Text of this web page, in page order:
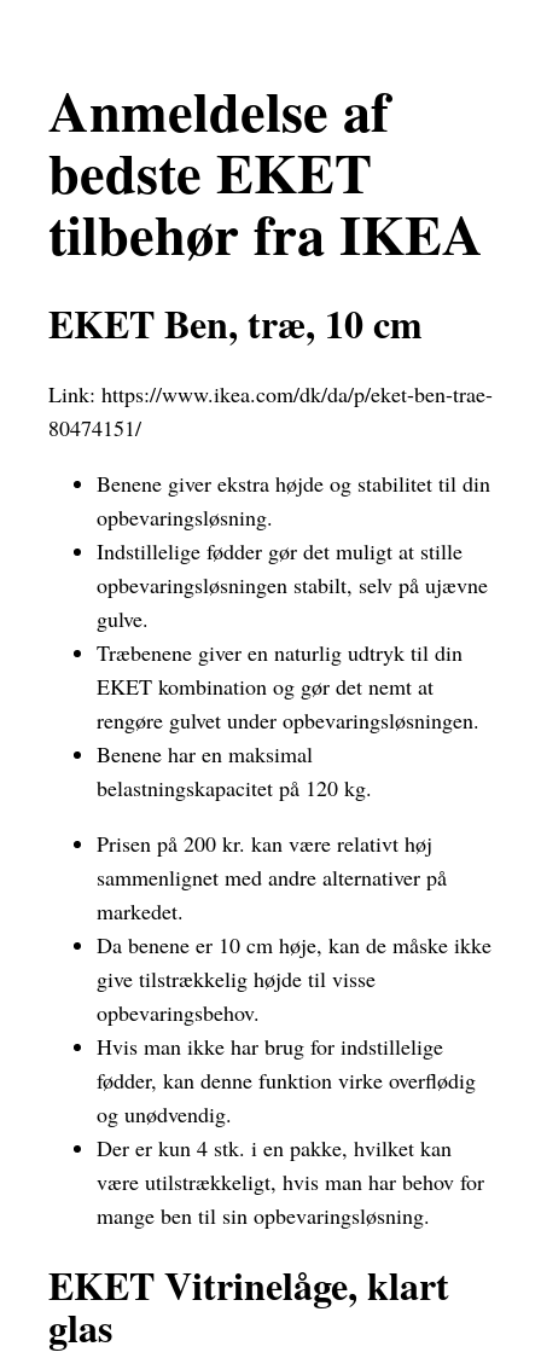
Anmeldelse af
bedste EKET
tilbehør fra IKEA
EKET Ben, træ, 10 cm
Link: https://www.ikea.com/dk/da/p/eket-ben-trae-
80474151/
Benene giver ekstra højde og stabilitet til din
opbevaringsløsning.
Indstillelige fødder gør det muligt at stille
opbevaringsløsningen stabilt, selv på ujævne
gulve.
Træbenene giver en naturlig udtryk til din
EKET kombination og gør det nemt at
rengøre gulvet under opbevaringsløsningen.
Benene har en maksimal
belastningskapacitet på 120 kg.
Prisen på 200 kr. kan være relativt høj
sammenlignet med andre alternativer på
markedet.
Da benene er 10 cm høje, kan de måske ikke
give tilstrækkelig højde til visse
opbevaringsbehov.
Hvis man ikke har brug for indstillelige
fødder, kan denne funktion virke overflødig
og unødvendig.
Der er kun 4 stk. i en pakke, hvilket kan
være utilstrækkeligt, hvis man har behov for
mange ben til sin opbevaringsløsning.
EKET Vitrinelåge, klart
glas